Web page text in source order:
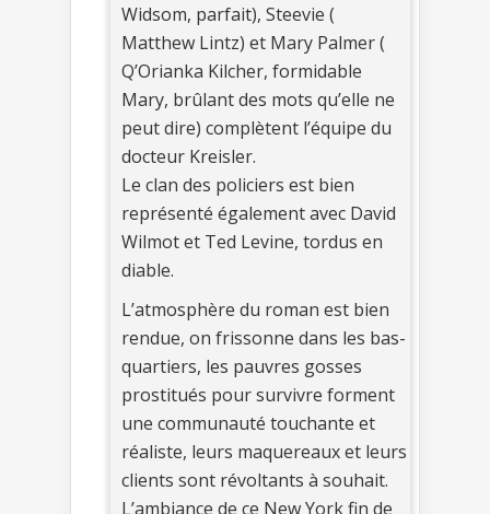
Widsom, parfait), Steevie (
Matthew Lintz) et Mary Palmer (
Q’Orianka Kilcher, formidable
Mary, brûlant des mots qu’elle ne
peut dire) complètent l’équipe du
docteur Kreisler.
Le clan des policiers est bien
représenté également avec David
Wilmot et Ted Levine, tordus en
diable.
L’atmosphère du roman est bien
rendue, on frissonne dans les bas-
quartiers, les pauvres gosses
prostitués pour survivre forment
une communauté touchante et
réaliste, leurs maquereaux et leurs
clients sont révoltants à souhait.
L’ambiance de ce New York fin de